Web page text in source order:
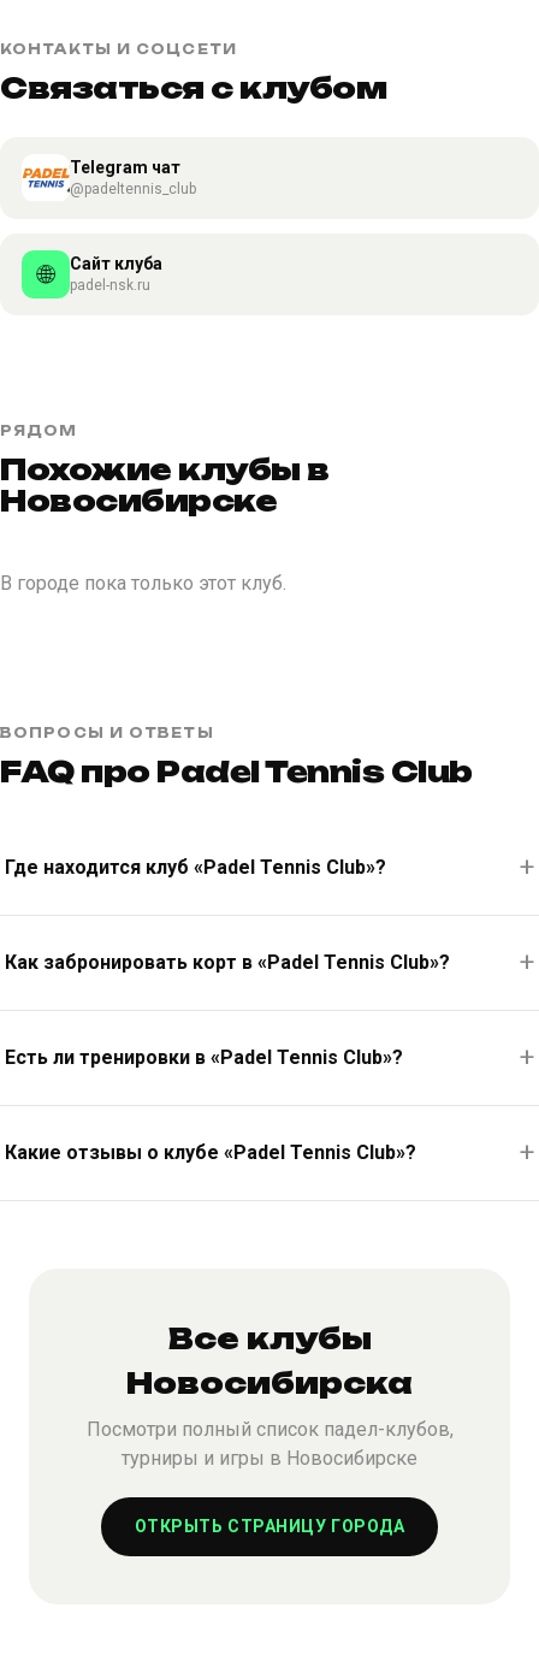
КОНТАКТЫ И СОЦСЕТИ
Связаться с клубом
Telegram чат
@padeltennis_club
🌐 Сайт клуба
padel-nsk.ru
РЯДОМ
Похожие клубы в
Новосибирске
В городе пока только этот клуб.
ВОПРОСЫ И ОТВЕТЫ
FAQ про Padel Tennis Club
Где находится клуб «Padel Tennis Club»?
Как забронировать корт в «Padel Tennis Club»?
Есть ли тренировки в «Padel Tennis Club»?
Какие отзывы о клубе «Padel Tennis Club»?
Все клубы
Новосибирска
Посмотри полный список падел-клубов,
турниры и игры в Новосибирске
ОТКРЫТЬ СТРАНИЦУ ГОРОДА